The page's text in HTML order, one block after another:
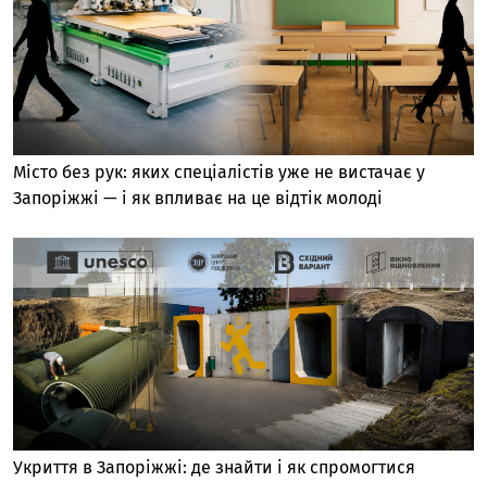
Місто без рук: яких спеціалістів уже не вистачає у
Запоріжжі — і як впливає на це відтік молоді
Укриття в Запоріжжі: де знайти і як спромогтися